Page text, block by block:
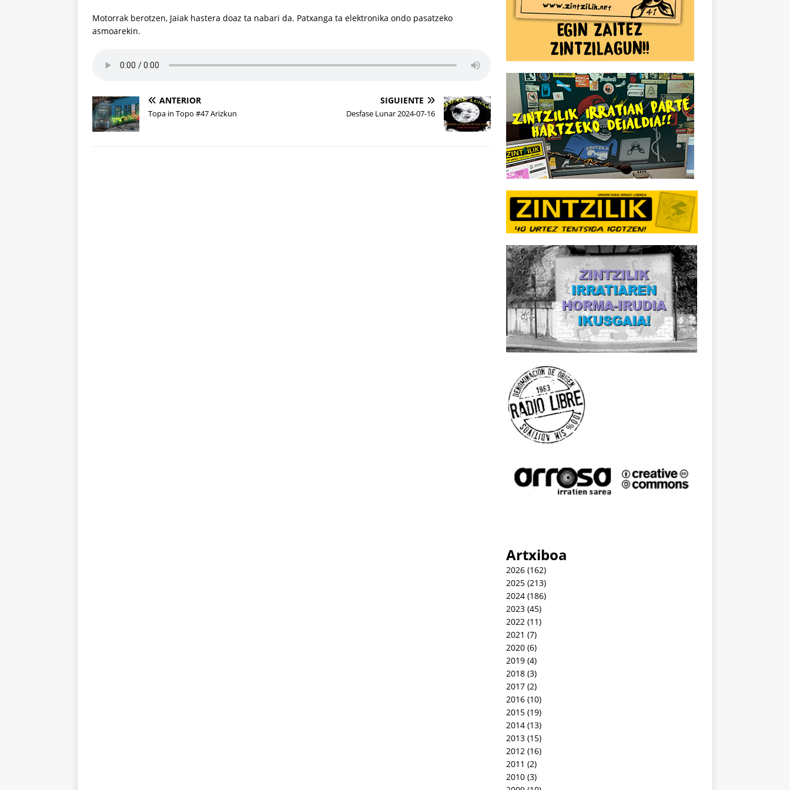
Motorrak berotzen, Jaiak hastera doaz ta nabari da. Patxanga ta elektronika ondo pasatzeko
asmoarekin.
ANTERIOR
Topa in Topo #47 Arizkun
SIGUIENTE
Desfase Lunar 2024-07-16
Artxiboa
2026(162)
2025(213)
2024(186)
2023(45)
2022 (11)
2021 (7)
2020(6)
2019(4)
2018(3)
2017(2)
2016(10)
2015(19)
2014(13)
2013(15)
2012 (16)
2011 (2)
2010(3)